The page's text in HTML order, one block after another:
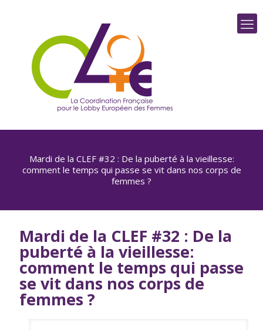
Mardi de la CLEF #32 : De la puberté à la vieillesse:
comment le temps qui passe se vit dans nos corps de
femmes ?
Mardi de la CLEF #32 : De la
puberté à la vieillesse:
comment le temps qui passe
se vit dans nos corps de
femmes ?